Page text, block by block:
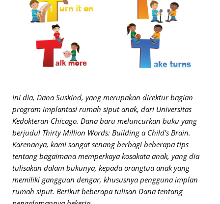
Ini dia, Dana Suskind, yang merupakan direktur bagian
program implantasi rumah siput anak, dari Universitas
Kedokteran Chicago. Dana baru meluncurkan buku yang
berjudul Thirty Million Words: Building a Child’s Brain.
Karenanya, kami sangat senang berbagi beberapa tips
tentang bagaimana memperkaya kosakata anak, yang dia
tulisakan dalam bukunya, kepada orangtua anak yang
memiliki gangguan dengar, khususnya pengguna implan
rumah siput. Berikut beberapa tulisan Dana tentang